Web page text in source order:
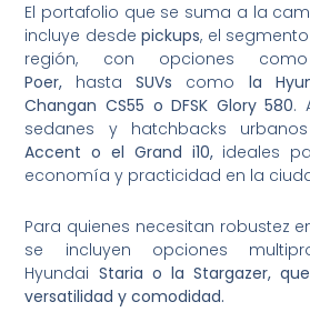
El portafolio que se suma a la
incluye desdepickups, el
región, con opciones
Poer, hastaSUVs como la
Changan CS55 o DFSK Glory 580.
sedanes y hatchbacks
Accent o el Grand i10, ideales
economía y practicidad en la
Para quienes necesitan robustez
se incluyen opciones
Hyundai Staria o la Stargazer,
versatilidad y comodidad.